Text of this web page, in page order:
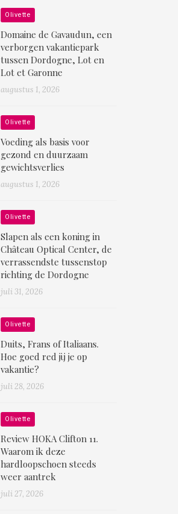
Olivette
Domaine de Gavaudun, een
verborgen vakantiepark
tussen Dordogne, Lot en
Lot et Garonne
augustus 1, 2026
Olivette
Voeding als basis voor
gezond en duurzaam
gewichtsverlies
augustus 1, 2026
Olivette
Slapen als een koning in
Château Optical Center, de
verrassendste tussenstop
richting de Dordogne
juli 31, 2026
Olivette
Duits, Frans of Italiaans.
Hoe goed red jij je op
vakantie?
juli 28, 2026
Olivette
Review HOKA Clifton 11.
Waarom ik deze
hardloopschoen steeds
weer aantrek
juli 27, 2026